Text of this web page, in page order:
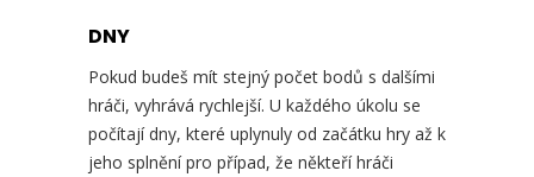
DNY
Pokud budeš mít stejný počet bodů s dalšími
hráči, vyhrává rychlejší. U každého úkolu se
počítají dny, které uplynuly od začátku hry až k
jeho splnění pro případ, že někteří hráči